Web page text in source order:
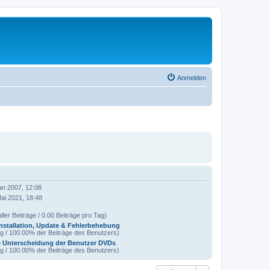
Anmelden
2007, 12:08
2021, 18:48
Beiträge / 0.00 Beiträge pro Tag)
Update & Fehlerbehebung
/ 100.00% der Beiträge des Benutzers)
Unterscheidung der Benutzer DVDs
/ 100.00% der Beiträge des Benutzers)